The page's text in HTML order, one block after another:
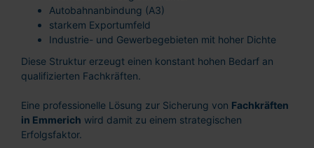
Autobahnanbindung (A3)
starkem Exportumfeld
Industrie- und Gewerbegebieten mit hoher Dichte
Diese Struktur erzeugt einen konstant hohen Bedarf an
qualifizierten Fachkräften.
Eine professionelle Lösung zur Sicherung von Fachkräften
in Emmerich wird damit zu einem strategischen
Erfolgsfaktor.